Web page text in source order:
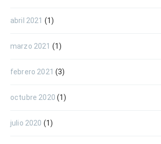
abril 2021 (1)
marzo 2021 (1)
febrero 2021 (3)
octubre 2020 (1)
julio 2020 (1)